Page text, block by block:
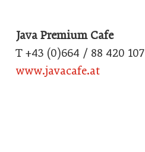
Java Premium Cafe
T +43 (0)664 / 88 420 107
www.javacafe.at